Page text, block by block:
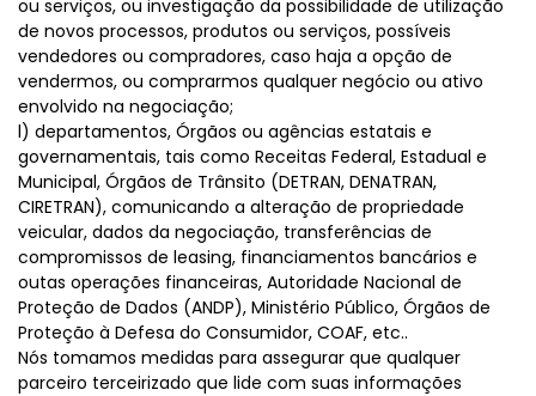
ou serviços, ou investigação da possibilidade de utilização
de novos processos, produtos ou serviços, possíveis
vendedores ou compradores, caso haja a opção de
vendermos, ou comprarmos qualquer negócio ou ativo
envolvido na negociação;
l) departamentos, Órgãos ou agências estatais e
governamentais, tais como Receitas Federal, Estadual e
Municipal, Órgãos de Trânsito (DETRAN, DENATRAN,
CIRETRAN), comunicando a alteração de propriedade
veicular, dados da negociação, transferências de
compromissos de leasing, financiamentos bancários e
outas operações financeiras, Autoridade Nacional de
Proteção de Dados (ANDP), Ministério Público, Órgãos de
Proteção à Defesa do Consumidor, COAF, etc..
Nós tomamos medidas para assegurar que qualquer
parceiro terceirizado que lide com suas informações